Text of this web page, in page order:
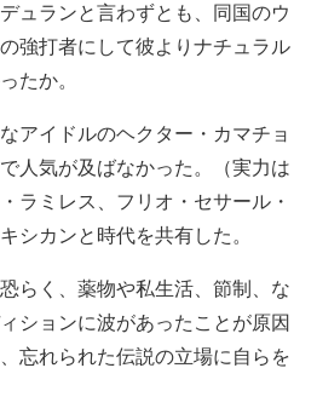
ュランと言わずとも、同国のウ
強打者にして彼よりナチュラル
たか。
アイドルのヘクター・カマチョ
人気が及ばなかった。（実力は
ラミレス、フリオ・セサール・
シカンと時代を共有した。
らく、薬物や私生活、節制、な
ションに波があったことが原因
忘れられた伝説の立場に自らを